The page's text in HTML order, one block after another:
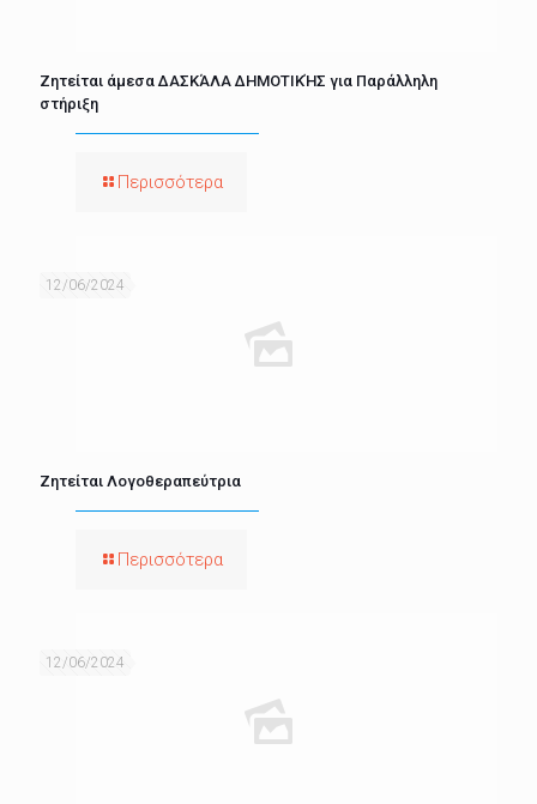
Ζητείται άμεσα ΔΑΣΚΆΛΑ ΔΗΜΟΤΙΚΉΣ για Παράλληλη
στήριξη
Περισσότερα
12/06/2024
Ζητείται Λογοθεραπεύτρια
Περισσότερα
12/06/2024